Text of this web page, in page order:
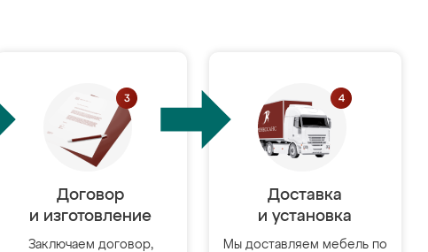
Договор
и изготовление
Заключаем договор,
Доставка
и установка
Мы доставляем мебель по